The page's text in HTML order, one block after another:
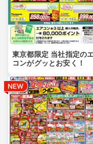
東京都限定 当社指定の
コンがグッとお安く！